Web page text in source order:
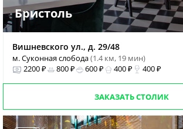
Бристоль
Вишневского ул., д. 29/48
м. Суконная слобода(1.4 км, 19 мин)
2200 ₽
800 ₽ 600 ₽ 400 ₽ 400 ₽
ЗАКАЗАТЬ СТОЛИК